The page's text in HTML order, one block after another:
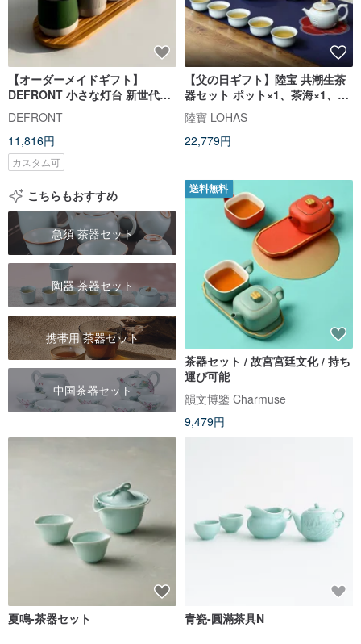
【オーダーメイドギフト】
DEFRONT 小さな灯台 新世代の
携帯用ティーセット
DEFRONT
11,816円
カスタム可
【父の日ギフト】陸宝 共潮生茶
器セット ポット×1、茶海×1、カ
ップ×6
陸寶 LOHAS
22,779円
こちらもおすすめ
急須 茶器セット
陶器 茶器セット
携帯用 茶器セット
中国茶器セット
送料無料
茶器セット / 故宮宮廷文化 / 持ち
運び可能
韻文博鑒 Charmuse
9,479円
夏鳴-茶器セット 青瓷-圓滿茶具N